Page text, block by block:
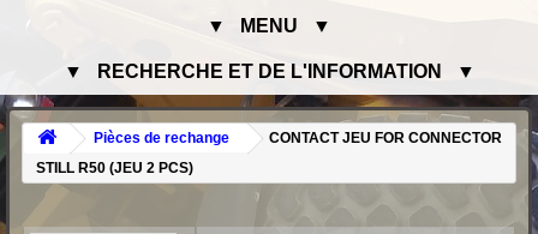
▼ MENU ▼
▼ RECHERCHE ET DE L'INFORMATION ▼
Pièces de rechange
CONTACT JEU FOR CONNECTOR
STILL R50 (JEU 2 PCS)